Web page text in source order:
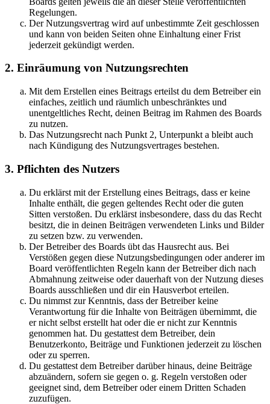
Regelungen.
Der Nutzungsvertrag wird auf unbestimmte Zeit geschlossen
und kann von beiden Seiten ohne Einhaltung einer Frist
jederzeit gekündigt werden.
2. Einräumung von Nutzungsrechten
Mit dem Erstellen eines Beitrags erteilst du dem Betreiber ein
einfaches, zeitlich und räumlich unbeschränktes und
unentgeltliches Recht, deinen Beitrag im Rahmen des Boards
zu nutzen.
Das Nutzungsrecht nach Punkt 2, Unterpunkt a bleibt auch
nach Kündigung des Nutzungsvertrages bestehen.
3. Pflichten des Nutzers
Du erklärst mit der Erstellung eines Beitrags, dass er keine
Inhalte enthält, die gegen geltendes Recht oder die guten
Sitten verstoßen. Du erklärst insbesondere, dass du das Recht
besitzt, die in deinen Beiträgen verwendeten Links und Bilder
zu setzen bzw. zu verwenden.
Der Betreiber des Boards übt das Hausrecht aus. Bei
Verstößen gegen diese Nutzungsbedingungen oder anderer im
Board veröffentlichten Regeln kann der Betreiber dich nach
Abmahnung zeitweise oder dauerhaft von der Nutzung dieses
Boards ausschließen und dir ein Hausverbot erteilen.
Du nimmst zur Kenntnis, dass der Betreiber keine
Verantwortung für die Inhalte von Beiträgen übernimmt, die
er nicht selbst erstellt hat oder die er nicht zur Kenntnis
genommen hat. Du gestattest dem Betreiber, dein
Benutzerkonto, Beiträge und Funktionen jederzeit zu löschen
oder zu sperren.
Du gestattest dem Betreiber darüber hinaus, deine Beiträge
abzuändern, sofern sie gegen o. g. Regeln verstoßen oder
geeignet sind, dem Betreiber oder einem Dritten Schaden
zuzufügen.